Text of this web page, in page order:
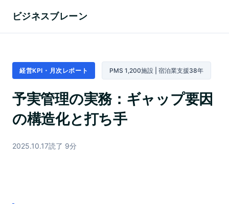
ビジネスブレーン
経営KPI・月次レポート PMS 1,200施設 | 宿泊業支援38年
予実管理の実務：ギャップ要因
の構造化と打ち手
2025.10.17読了 9分